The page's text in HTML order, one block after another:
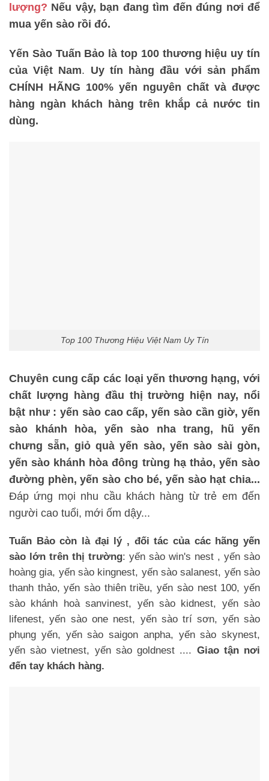
lượng? Nếu vậy, bạn đang tìm đến đúng nơi để
mua yến sào rồi đó.
Yến Sào Tuấn Bảo là top 100 thương hiệu uy tín
của Việt Nam. Uy tín hàng đầu với sản phẩm
CHÍNH HÃNG 100% yến nguyên chất và được
hàng ngàn khách hàng trên khắp cả nước tin
dùng.
Top 100 Thương Hiệu Việt Nam Uy Tín
Chuyên cung cấp các loại yến thương hạng, với
chất lượng hàng đầu thị trường hiện nay, nổi
bật như : yến sào cao cấp, yến sào cần giờ, yến
sào khánh hòa, yến sào nha trang, hũ yến
chưng sẵn, giỏ quà yến sào, yến sào sài gòn,
yến sào khánh hòa đông trùng hạ thảo, yến sào
đường phèn, yến sào cho bé, yến sào hạt chia...
Đáp ứng mọi nhu cầu khách hàng từ trẻ em đến
người cao tuổi, mới ốm dậy...
Tuấn Bảo còn là đại lý , đối tác của các hãng yến
sào lớn trên thị trường: yến sào win's nest , yến sào
hoàng gia, yến sào kingnest, yến sào salanest, yến sào
thanh thảo, yến sào thiên triều, yến sào nest 100, yến
sào khánh hoà sanvinest, yến sào kidnest, yến sào
lifenest, yến sào one nest, yến sào trí sơn, yến sào
phụng yến, yến sào saigon anpha, yến sào skynest,
yến sào vietnest, yến sào goldnest .... Giao tận nơi
đến tay khách hàng.